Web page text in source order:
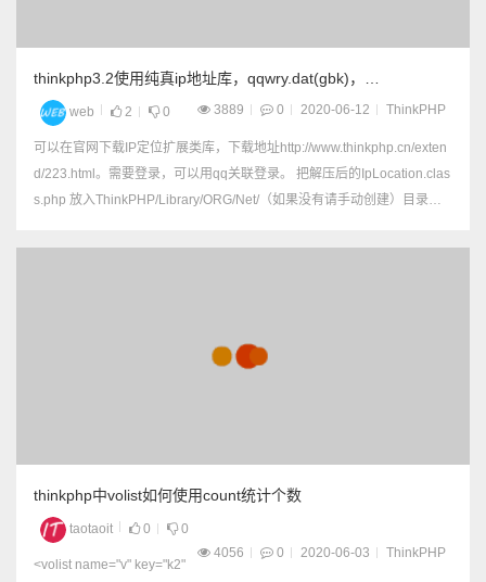
thinkphp3.2使用纯真ip地址库，qqwry.dat(gbk)，
UTFWry.dat(utf-8)
web 2 0 3889 0 2020-06-12 ThinkPHP
可以在官网下载IP定位扩展类库，下载地址http://www.thinkphp.cn/exten
d/223.html。需要登录，可以用qq关联登录。 把解压后的IpLocation.clas
s.php 放入ThinkPHP/Library/ORG/Net/（如果没有请手动创建）目录下
thinkphp中volist如何使用count统计个数
taotaoit 0
0
4056
0 2020-06-03 ThinkPHP
<volist name="v" key="k2"